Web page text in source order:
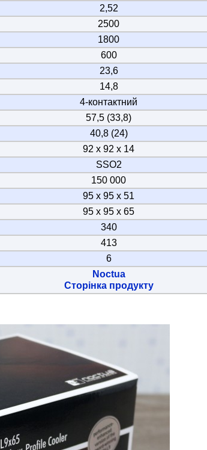
2,52
2500
1800
600
23,6
14,8
4-контактний
57,5 (33,8)
40,8 (24)
92 х 92 х 14
SSO2
150 000
95 х 95 х 51
95 х 95 х 65
340
413
6
Noctua
Сторінка продукту